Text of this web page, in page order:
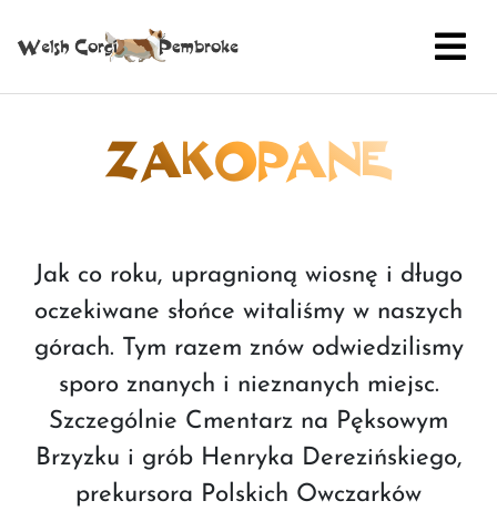
ZAKOPANE
Jak co roku, upragnioną wiosnę i długo
oczekiwane słońce witaliśmy w naszych
górach. Tym razem znów odwiedzilismy
sporo znanych i nieznanych miejsc.
Szczególnie Cmentarz na Pęksowym
Brzyzku i grób Henryka Derezińskiego,
prekursora Polskich Owczarków